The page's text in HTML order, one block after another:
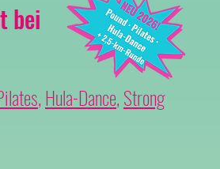
bei
,Hula-Dance,Strong